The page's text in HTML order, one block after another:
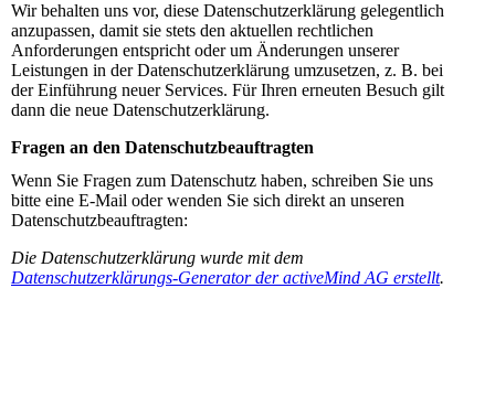
Wir behalten uns vor, diese Datenschutzerklärung gelegentlich
anzupassen, damit sie stets den aktuellen rechtlichen
Anforderungen entspricht oder um Änderungen unserer
Leistungen in der Datenschutzerklärung umzusetzen, z. B. bei
der Einführung neuer Services. Für Ihren erneuten Besuch gilt
dann die neue Datenschutzerklärung.
Fragen an den Datenschutzbeauftragten
Wenn Sie Fragen zum Datenschutz haben, schreiben Sie uns
bitte eine E-Mail oder wenden Sie sich direkt an unseren
Datenschutzbeauftragten:
Die Datenschutzerklärung wurde mit dem
Datenschutzerklärungs-Generator der activeMind AG erstellt.